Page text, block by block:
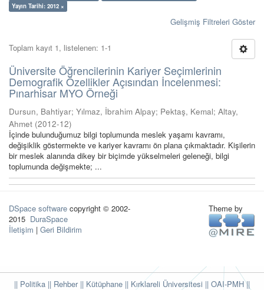
Yayın Tarihi: 2012 ×
Gelişmiş Filtreleri Göster
Toplam kayıt 1, listelenen: 1-1
Üniversite Öğrencilerinin Kariyer Seçimlerinin
Demografik Özellikler Açısından İncelenmesi:
Pınarhisar MYO Örneği
Dursun, Bahtiyar; Yılmaz, İbrahim Alpay; Pektaş, Kemal; Altay,
Ahmet (2012-12)
İçinde bulunduğumuz bilgi toplumunda meslek yaşamı kavramı,
değişiklik göstermekte ve kariyer kavramı ön plana çıkmaktadır. Kişilerin
bir meslek alanında dikey bir biçimde yükselmeleri geleneği, bilgi
toplumunda değişmekte; ...
DSpace software copyright © 2002-
2015 DuraSpace
İletişim | Geri Bildirim
Theme by
|| Politika || Rehber|| Kütüphane || Kırklareli Üniversitesi || OAI-PMH ||